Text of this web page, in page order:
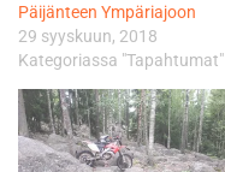
Päijänteen Ympäriajoon
29 syyskuun, 2018
Kategoriassa "Tapahtumat"